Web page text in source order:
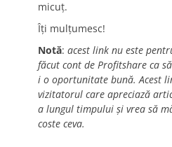
micuț.
Îți mulțumesc!
Notă: acest link nu este
făcut cont de Profitshare ca
i o oportunitate bună. Acest
vizitatorul care apreciază
a lungul timpului și vrea să
coste ceva.